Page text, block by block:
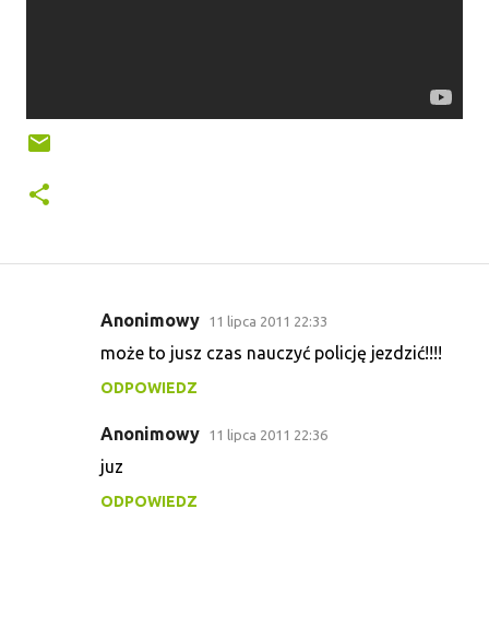
Anonimowy 11 lipca 2011 22:33
może to jusz czas nauczyć policję jezdzić!!!!
ODPOWIEDZ
Anonimowy 11 lipca 2011 22:36
juz
ODPOWIEDZ